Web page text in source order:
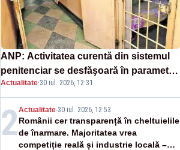
ANP: Activitatea curentă din sistemul
penitenciar se desfăşoară în parametri
normali
Actualitate·30 iul. 2026, 12:31
2Actualitate-30 iul. 2026, 12:53
Românii cer transparență în cheltuielile
de înarmare. Majoritatea vrea
competiție reală și industrie locală –